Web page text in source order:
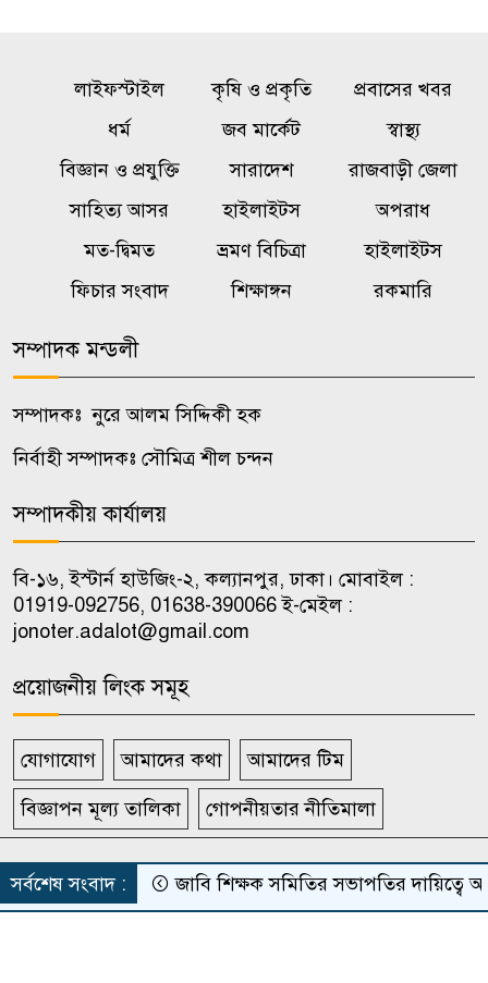
একটি চক্র জ্বালানি খাতকে
অস্থিতিশীল করার জন্য সক্রিয়:
বালিয়াকান্দীতে শিক্ষা প্রতিষ্ঠানে
ক্রীড়া সামগ্রী, বাদ্যযন্ত্র ও হাইজিন
কালুখালীতে দপ্তর প্রধানদের সঙ্গে
এমপির মতবিনিময় সভা
কালুখালীতে শিক্ষাপ্রতিষ্ঠানে ক্রীড়া ও
চাকরি পেলেন জুলাই শহিদ ও আহত
পরিবারের ১০ সদস্য
১০
লাইফস্টাইল কৃষি ও প্রকৃতি
প্রবাসের খবর
ধর্ম
জব মার্কেট
স্বাস্থ্য
বিজ্ঞান ও প্রযুক্তি
সারাদেশ
রাজবাড়ী জেলা
সাহিত্য আসর
হাইলাইটস
অপরাধ
মত-দ্বিমত
ভ্রমণ বিচিত্রা
হাইলাইটস
ফিচার সংবাদ
শিক্ষাঙ্গন রকমারি
সম্পাদক মন্ডলী
সম্পাদকঃ নুরে আলম সিদ্দিকী হক
নির্বাহী সম্পাদকঃ সৌমিত্র শীল চন্দন
সম্পাদকীয় কার্যালয়
বি-১৬, ইস্টার্ন হাউজিং-২, কল্যানপুর, ঢাকা। মোবাইল :
01919-092756, 01638-390066 ই-মেইল :
jonoter.adalot@gmail.com
প্রয়োজনীয় লিংক সমূহ
যোগাযোগ আমাদের কথা আমাদের টিম
বিজ্ঞাপন মূল্য তালিকা গোপনীয়তার নীতিমালা
সর্বস্বত্ব সংরক্ষিত দৈনিক জনতার আদালত
Theme Developed BYThemesBazar.Com
সর্বশেষ সংবাদ : জাবি শিক্ষক সমিতির সভাপতির দায়িত্বে